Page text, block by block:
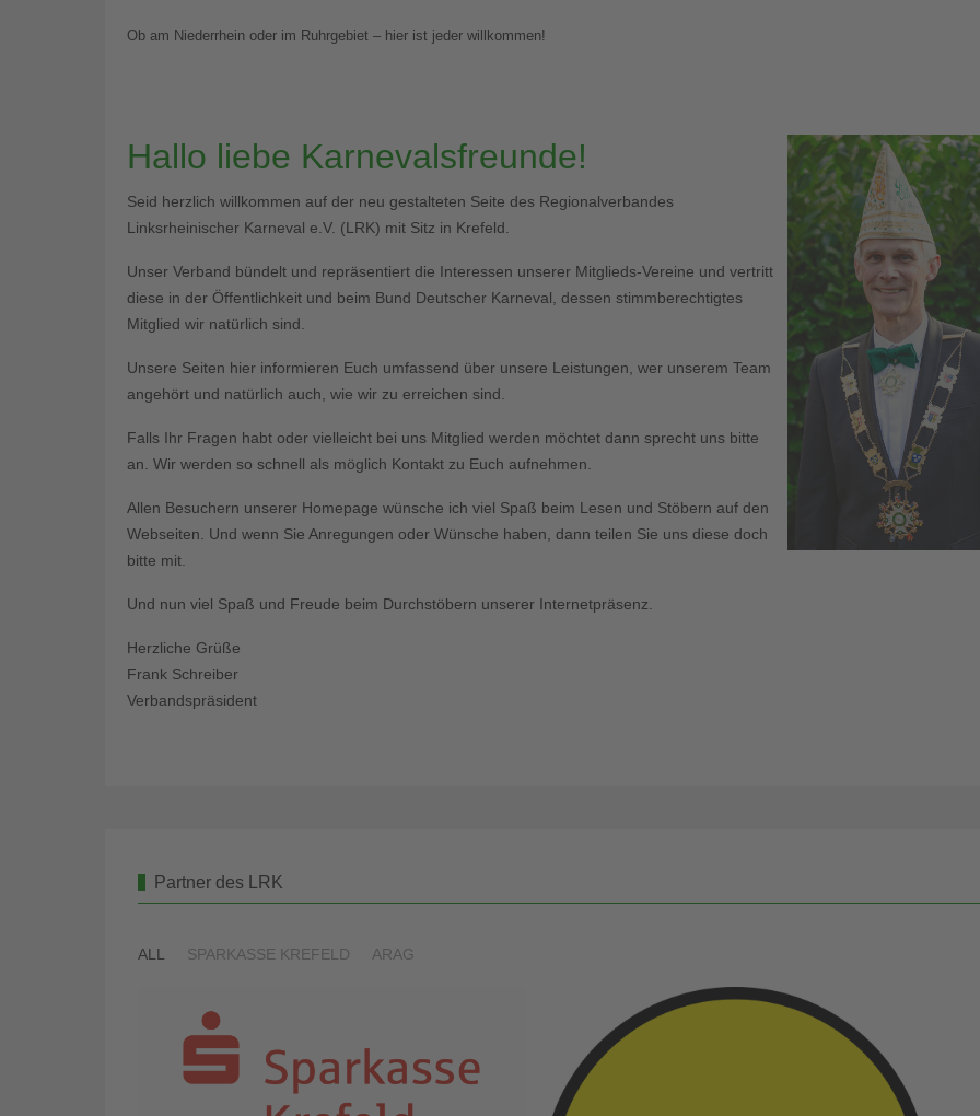
Ob am Niederrhein oder im Ruhrgebiet – hier ist jeder willkommen!
Hallo liebe Karnevalsfreunde!
Seid herzlich willkommen auf der neu gestalteten Seite des Regionalverbandes
Linksrheinischer Karneval e.V. (LRK) mit Sitz in Krefeld.
Unser Verband bündelt und repräsentiert die Interessen unserer Mitglieds-Vereine und vertritt
diese in der Öffentlichkeit und beim Bund Deutscher Karneval, dessen stimmberechtigtes
Mitglied wir natürlich sind.
Unsere Seiten hier informieren Euch umfassend über unsere Leistungen, wer unserem Team
angehört und natürlich auch, wie wir zu erreichen sind.
Falls Ihr Fragen habt oder vielleicht bei uns Mitglied werden möchtet dann sprecht uns bitte
an. Wir werden so schnell als möglich Kontakt zu Euch aufnehmen.
Allen Besuchern unserer Homepage wünsche ich viel Spaß beim Lesen und Stöbern auf den
Webseiten. Und wenn Sie Anregungen oder Wünsche haben, dann teilen Sie uns diese doch
bitte mit.
Und nun viel Spaß und Freude beim Durchstöbern unserer Internetpräsenz.
Herzliche Grüße
Frank Schreiber
Verbandspräsident
Partner des LRK
ALL SPARKASSE KREFELD ARAG